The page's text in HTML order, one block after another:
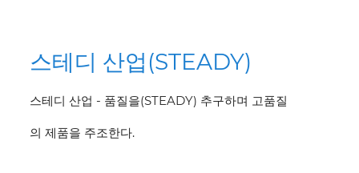
스테디 산업(STEADY)
스테디 산업 - 품질을(STEADY) 추구하며 고품질
의 제품을 주조한다.